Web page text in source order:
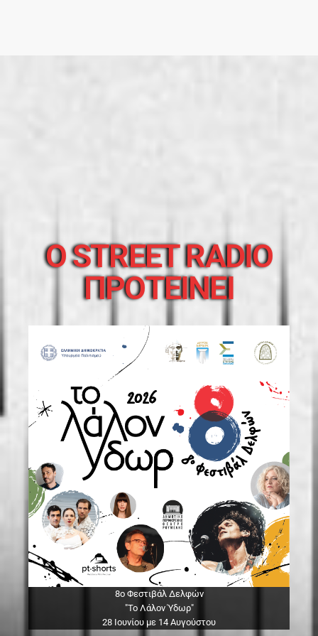
O STREET RADIO
ΠΡΟΤΕΙΝΕΙ
8ο Φεστιβάλ Δελφών
"Το Λάλον Ύδωρ"
28 Ιουνίου με 14 Αυγούστου